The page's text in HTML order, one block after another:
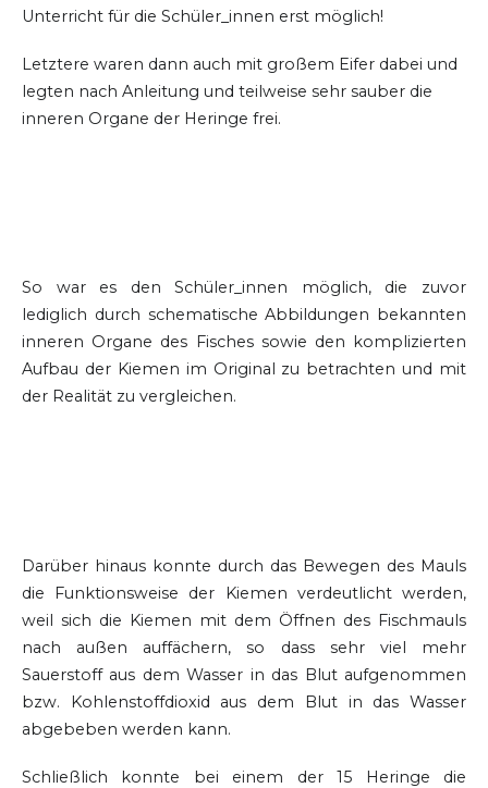
Unterricht für die Schüler_innen erst möglich!
Letztere waren dann auch mit großem Eifer dabei und
legten nach Anleitung und teilweise sehr sauber die
inneren Organe der Heringe frei.
So war es den Schüler_innen möglich, die zuvor
lediglich durch schematische Abbildungen bekannten
inneren Organe des Fisches sowie den komplizierten
Aufbau der Kiemen im Original zu betrachten und mit
der Realität zu vergleichen.
Darüber hinaus konnte durch das Bewegen des Mauls
die Funktionsweise der Kiemen verdeutlicht werden,
weil sich die Kiemen mit dem Öffnen des Fischmauls
nach außen auffächern, so dass sehr viel mehr
Sauerstoff aus dem Wasser in das Blut aufgenommen
bzw. Kohlenstoffdioxid aus dem Blut in das Wasser
abgebeben werden kann.
Schließlich konnte bei einem der 15 Heringe die